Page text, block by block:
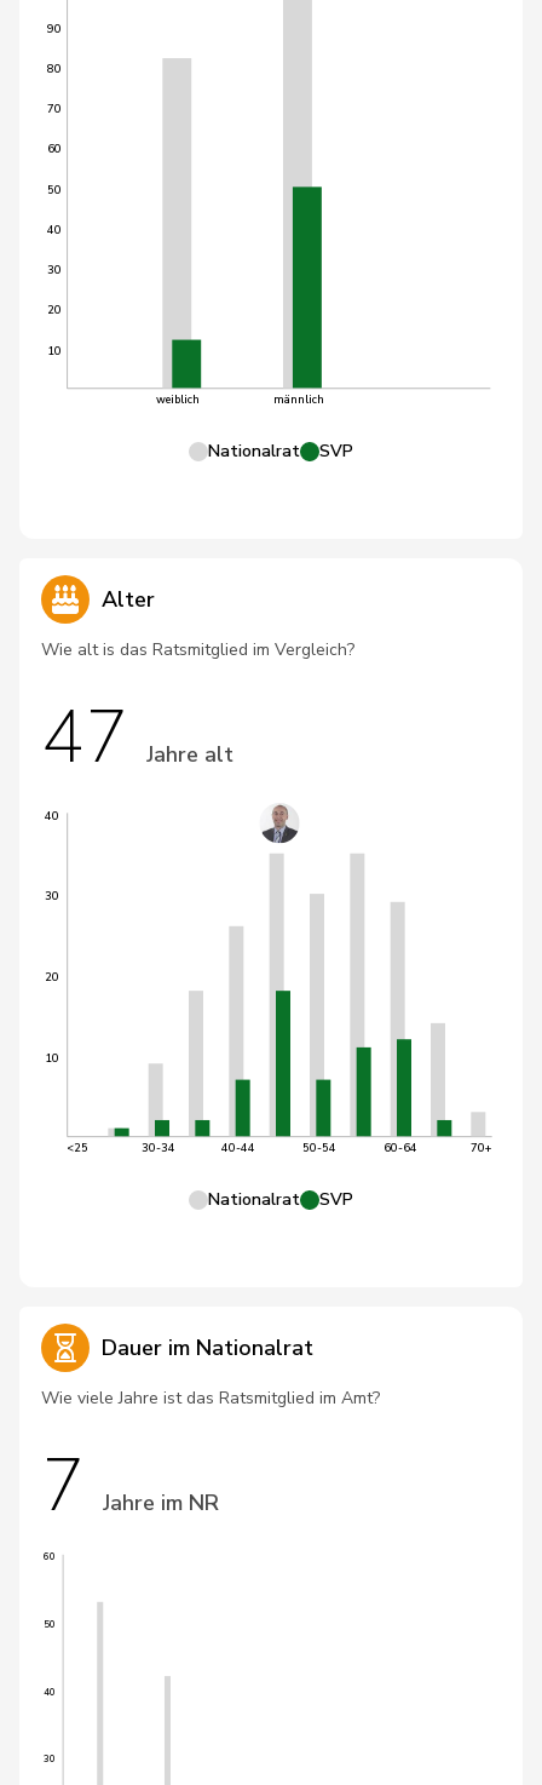
10
20
30
40
50
60
70
80
90
weiblich männlich
Nationalrat SVP
Alter
Wie alt is das Ratsmitglied im Vergleich?
47 Jahre alt
10
20
30
40
<25 30-34 40-44 50-54 60-64 70+
Nationalrat SVP
Dauer im Nationalrat
Wie viele Jahre ist das Ratsmitglied im Amt?
7 Jahre im NR
30
40
50
60